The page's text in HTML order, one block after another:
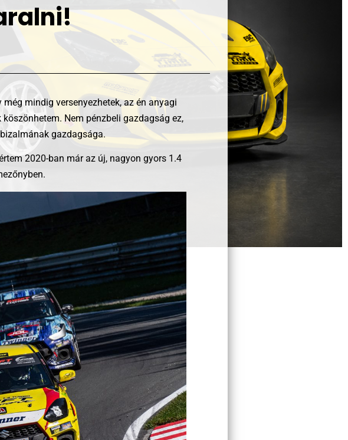
mindig versenyezhetek, az én anyagi
Nem pénzbeli gazdagság ez,
gazdagsága.
2020-ban már az új, nagyon gyors 1.4